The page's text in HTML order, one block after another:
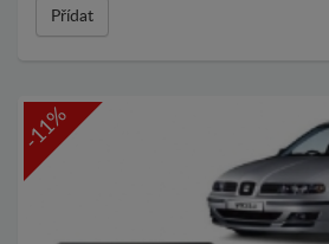
Přídat
-11%